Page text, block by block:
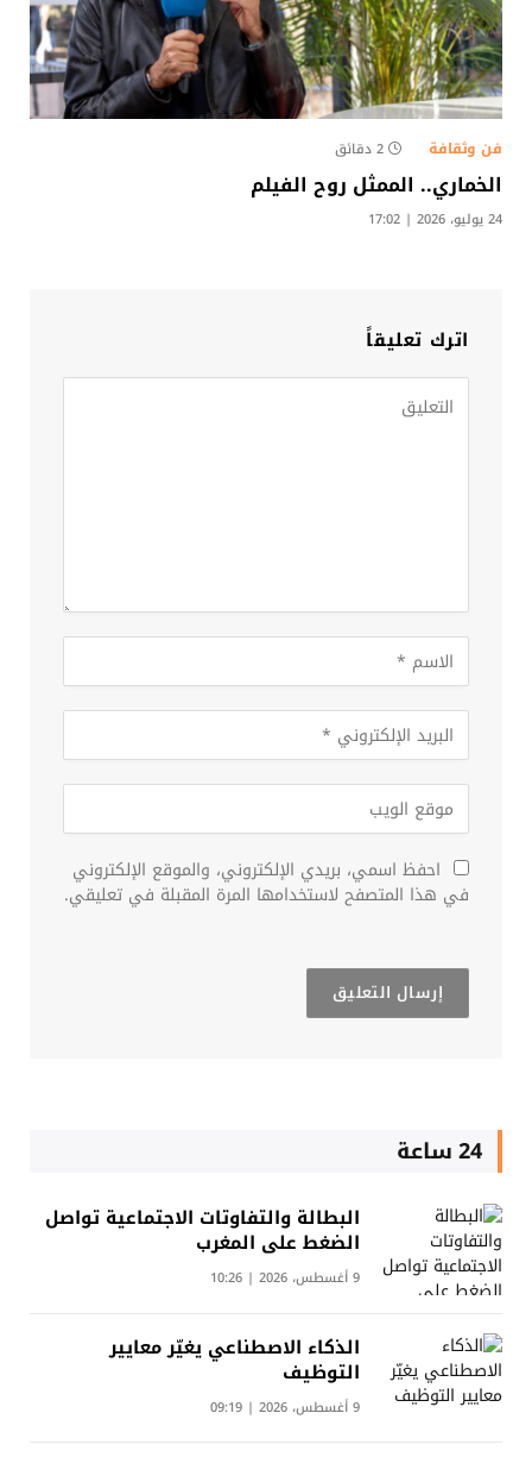
فن وثقافة 2 دقائق
الخماري.. الممثل روح الفيلم
24 يوليو، 2026 | 17:02
اترك تعليقاً
احفظ اسمي، بريدي الإلكتروني، والموقع الإلكتروني
في هذا المتصفح لاستخدامها المرة المقبلة في تعليقي.
24 ساعة
البطالة والتفاوتات الاجتماعية تواصل
الضغط على المغرب
9 أغسطس، 2026 | 10:26
الذكاء الاصطناعي يغيّر معايير
التوظيف
9 أغسطس، 2026 | 09:19